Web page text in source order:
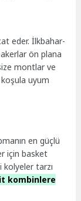
eder. İlkbahar-
ön plana
montlar ve
uyum
en güçlü
için basket
kolyeler tarzı
kombinlere